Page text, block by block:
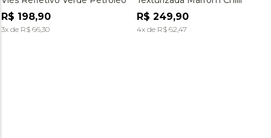
R$ 198,90
3x de R$ 66,30
R$ 249,90
4x de R$ 62,47